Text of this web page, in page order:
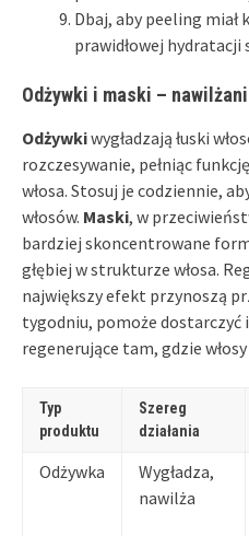
Dbaj, aby peeling miał
prawidłowej hydratacji
Odżywki i maski –
Odżywkiwygładzają łuski
rozczesywanie, pełniąc
włosa. Stosuj je codziennie,
włosów. Maski, w
bardziej skoncentrowane
głębiej w strukturze włosa.
największy efekt przynoszą
tygodniu, pomoże dostarczyć
regenerujące tam, gdzie
Typ
produktu
Szereg
działania
Odżywka
Wygładza,
nawilża